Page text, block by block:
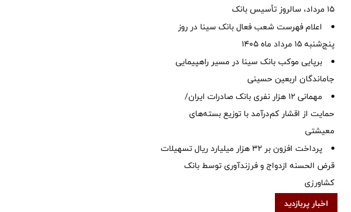
15 مرداد، سالروز تأسیس بانک
اعلام فهرست شعب فعال بانک سینا در روز
پنج‌شنبه 15 مرداد ماه 1405
برپایی موکب بانک سینا در مسیر راهپیمایی
جاماندگان اربعین حسینی
مهمانی ۱۲ هزار نفری بانک صادرات ایران/
حمایت از اقشار کم‌درآمد با توزیع بسته‌های
معیشتی
پرداخت افزون بر 32 هزار میلیارد ریال تسهیلات
قرض الحسنه ازدواج و فرزندآوری توسط بانک
کشاورزی
اخبار پربازدید